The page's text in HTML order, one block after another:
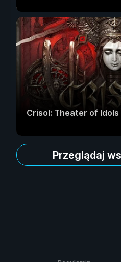
Crisol: Theater of Idols
Przeglądaj